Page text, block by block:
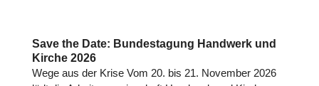
Save the Date: Bundestagung Handwerk und
Kirche 2026
Wege aus der Krise Vom 20. bis 21. November 2026